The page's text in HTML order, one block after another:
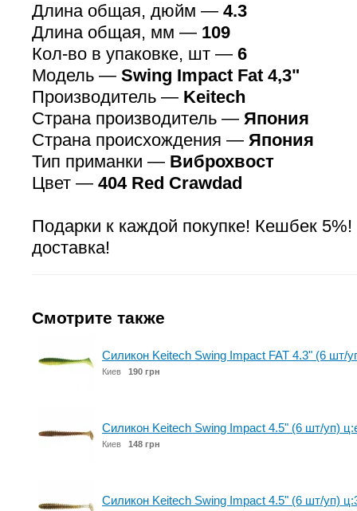
Длина общая, дюйм — 4.3
Длина общая, мм — 109
Кол-во в упаковке, шт — 6
Модель — Swing Impact Fat 4,3"
Производитель — Keitech
Страна производитель — Япония
Страна происхождения — Япония
Тип приманки — Виброхвост
Цвет — 404 Red Crawdad
Подарки к каждой покупке! Кешбек
доставка!
Смотрите также
Силикон Keitech Swing Impact FAT 4.3" (6 шт/
Киев 190 грн
Силикон Keitech Swing Impact 4.5" (6 шт/уп)
Киев 148 грн
Силикон Keitech Swing Impact 4.5" (6 шт/уп)